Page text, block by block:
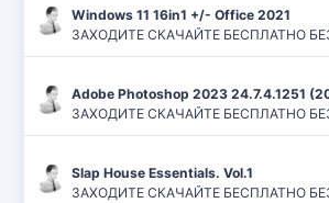
Windows 11 16in1 +/- Office 2021
ЗАХОДИТЕ СКАЧАЙТЕ БЕСПЛАТНО БЕЗ
Adobe Photoshop 2023 24.7.4.1251
ЗАХОДИТЕ СКАЧАЙТЕ БЕСПЛАТНО
Slap House Essentials. Vol.1
ЗАХОДИТЕ СКАЧАЙТЕ БЕСПЛАТНО